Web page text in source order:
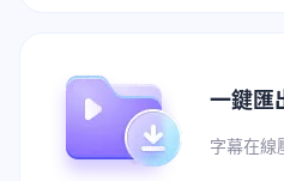
一鍵匯
字幕在線